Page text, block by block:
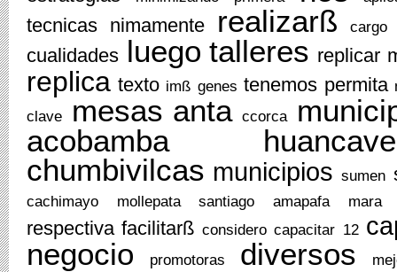
tecnicas nimamente realizarß cargo
cualidades luego talleres replicar
replica texto imß genes tenemos permita
clave
mesas anta ccorca
acobamba
chumbivilcas municipios sumen
cachimayo mollepata santiago amapafa mara
respectiva facilitarß considero capacitar 12
negocio promotoras diversos